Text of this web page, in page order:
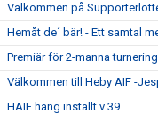
Välkommen på
Hemåt de´ bär! - Ett samtal
Premiär för 2-manna
Välkommen till Heby AIF -
HAIF häng inställt v 39